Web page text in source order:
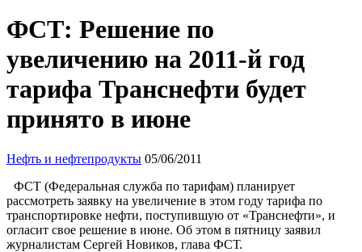
ФСТ: Решение по
увеличению на 2011-й год
тарифа Транснефти будет
принято в июне
Нефть и нефтепродукты 05/06/2011
ФСТ (Федеральная служба по тарифам) планирует
рассмотреть заявку на увеличение в этом году тарифа по
транспортировке нефти, поступившую от «Транснефти», и
огласит свое решение в июне. Об этом в пятницу заявил
журналистам Сергей Новиков, глава ФСТ.